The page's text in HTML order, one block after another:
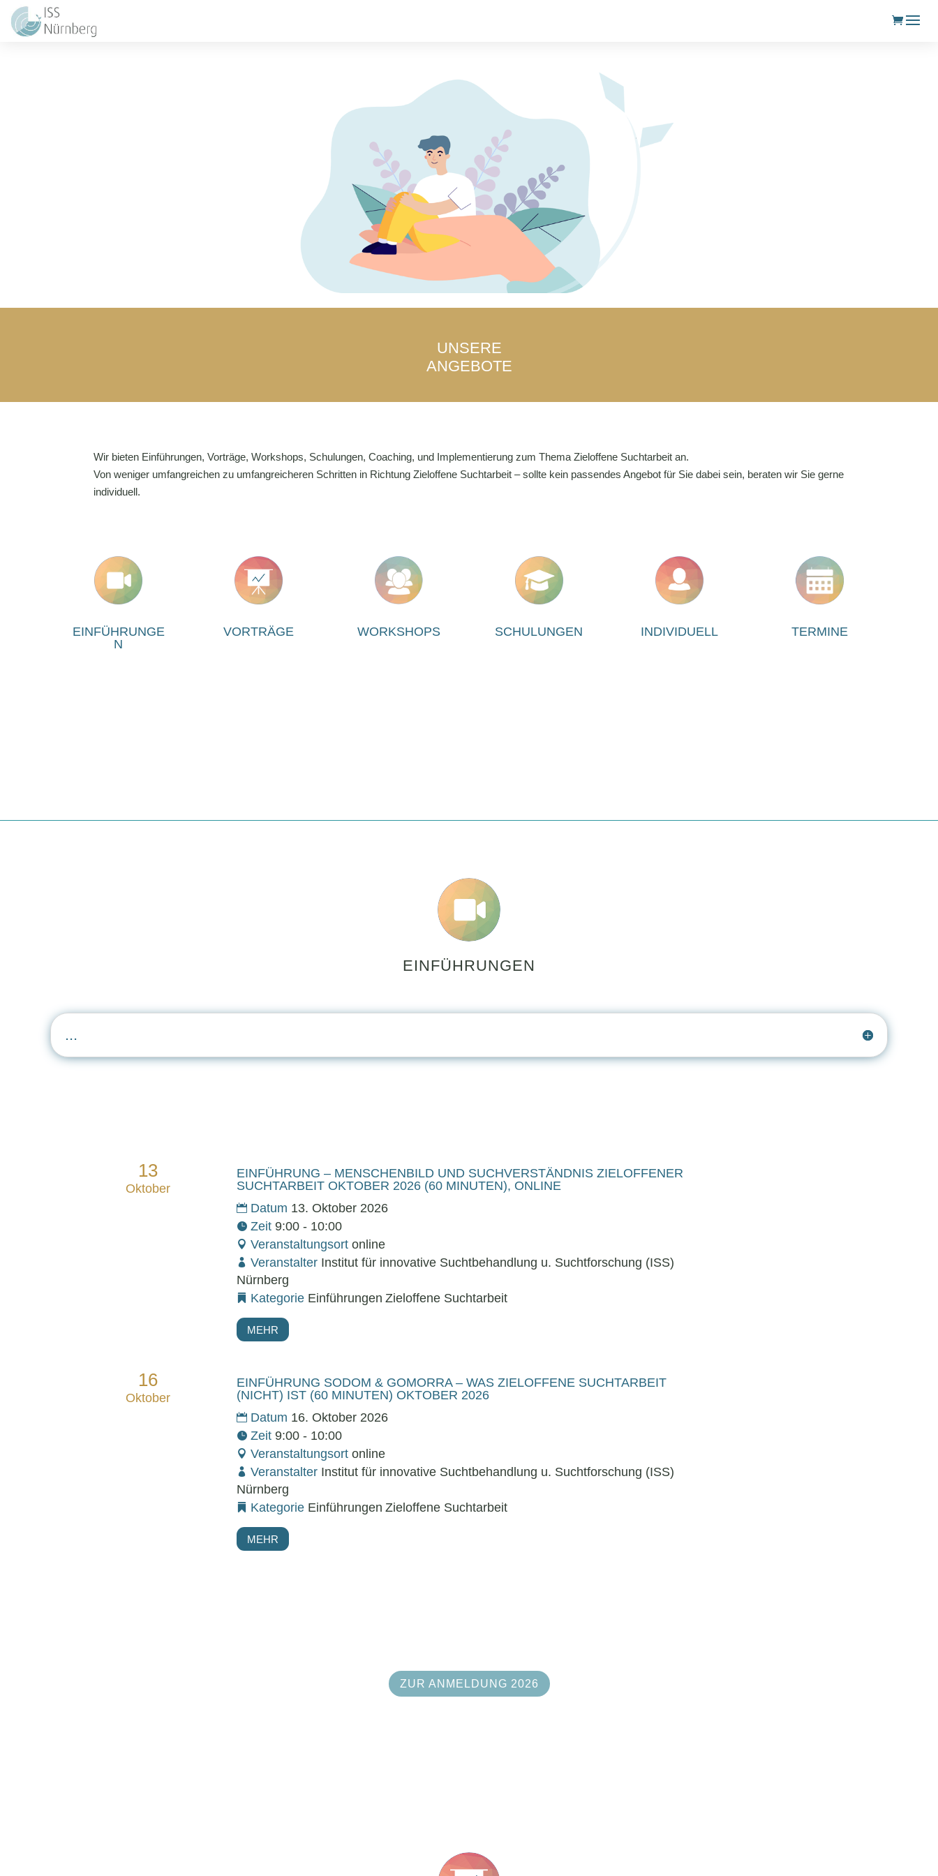
UNSERE
ANGEBOTE
Wir bieten Einführungen, Vorträge, Workshops, Schulungen, Coaching, und Implementierung zum Thema Zieloffene Suchtarbeit an.
Von weniger umfangreichen zu umfangreicheren Schritten in Richtung Zieloffene Suchtarbeit – sollte kein passendes Angebot für Sie dabei sein, beraten wir Sie gerne
individuell.
EINFÜHRUNGE
N
VORTRÄGE WORKSHOPS SCHULUNGEN INDIVIDUELL TERMINE
EINFÜHRUNGEN
...
13
Oktober
EINFÜHRUNG – MENSCHENBILD UND SUCHVERSTÄNDNIS ZIELOFFENER
SUCHTARBEIT OKTOBER 2026 (60 MINUTEN), ONLINE
Datum 13. Oktober 2026
Zeit 9:00 - 10:00
Veranstaltungsort online
Veranstalter Institut für innovative Suchtbehandlung u. Suchtforschung (ISS)
Nürnberg
Kategorie Einführungen Zieloffene Suchtarbeit
MEHR
16
Oktober
EINFÜHRUNG SODOM & GOMORRA – WAS ZIELOFFENE SUCHTARBEIT
(NICHT) IST (60 MINUTEN) OKTOBER 2026
Datum 16. Oktober 2026
Zeit 9:00 - 10:00
Veranstaltungsort online
Veranstalter Institut für innovative Suchtbehandlung u. Suchtforschung (ISS)
Nürnberg
Kategorie Einführungen Zieloffene Suchtarbeit
MEHR
ZUR ANMELDUNG 2026